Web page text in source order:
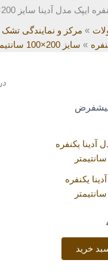
مدل آدینا سایز 200×100 سانتیمتر
مرکز و نمایندگی
سایز 200×100 سانتیمتر
یکنفره
خرید